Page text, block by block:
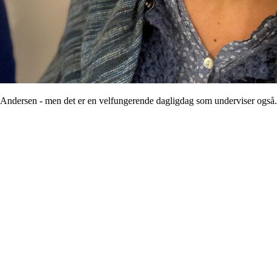
- men det er en velfungerende dagligdag som underviser også.